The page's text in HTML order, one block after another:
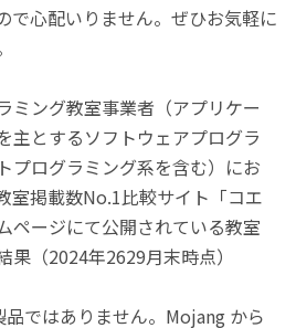
で心配いりません。ぜひお気軽に
ミング教室事業者（アプリケー
主とするソフトウェアプログラ
プログラミング系を含む）にお
室掲載数No.1比較サイト「コエ
ページにて公開されている教室
（2024年2629月末時点）
品ではありません。Mojang から